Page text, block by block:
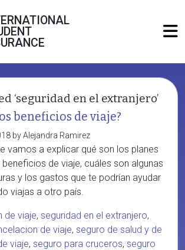
‘seguridad en el extranjero’
beneficios de viaje?
by Alejandra Ramirez
vamos a explicar qué son los planes
de viaje, cuáles son algunas
y los gastos que te podrían ayudar
viajas a otro país.
de viaje, seguridad en el extranjero,
de viaje, seguro de salud y de
viaje, seguro para cruceros, seguro